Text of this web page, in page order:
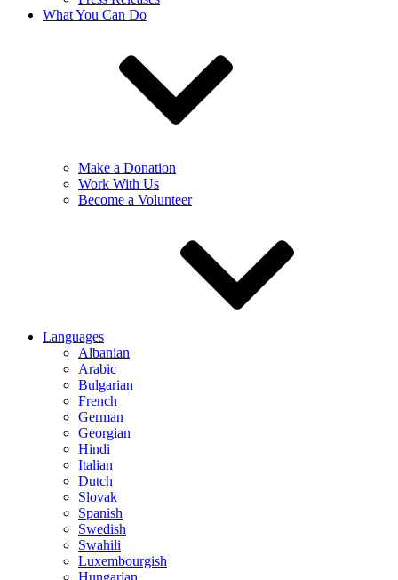
What You Can Do
Make a Donation
Work With Us
Become a Volunteer
Languages
Albanian
Arabic
Bulgarian
French
German
Georgian
Hindi
Italian
Dutch
Slovak
Spanish
Swedish
Swahili
Luxembourgish
Hungarian